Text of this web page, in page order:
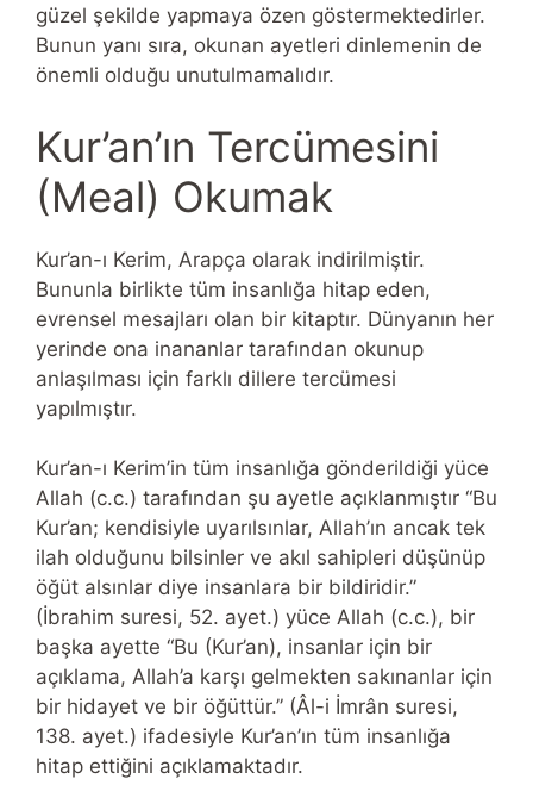
güzel şekilde yapmaya özen göstermektedirler.
Bunun yanı sıra, okunan ayetleri dinlemenin de
önemli olduğu unutulmamalıdır.
Kur’an’ın Tercümesini
(Meal) Okumak
Kur’an-ı Kerim, Arapça olarak indirilmiştir.
Bununla birlikte tüm insanlığa hitap eden,
evrensel mesajları olan bir kitaptır. Dünyanın her
yerinde ona inananlar tarafından okunup
anlaşılması için farklı dillere tercümesi
yapılmıştır.
Kur’an-ı Kerim’in tüm insanlığa gönderildiği yüce
Allah (c.c.) tarafından şu ayetle açıklanmıştır “Bu
Kur’an; kendisiyle uyarılsınlar, Allah’ın ancak tek
ilah olduğunu bilsinler ve akıl sahipleri düşünüp
öğüt alsınlar diye insanlara bir bildiridir.”
(İbrahim suresi, 52. ayet.) yüce Allah (c.c.), bir
başka ayette “Bu (Kur’an), insanlar için bir
açıklama, Allah’a karşı gelmekten sakınanlar için
bir hidayet ve bir öğüttür.” (Âl-i İmrân suresi,
138. ayet.) ifadesiyle Kur’an’ın tüm insanlığa
hitap ettiğini açıklamaktadır.